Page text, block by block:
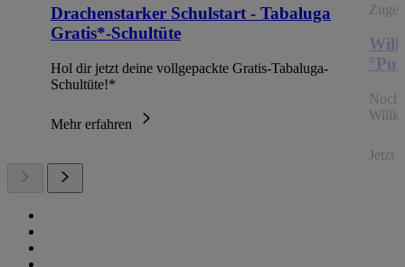
Drachenstarker Schulstart - Tabaluga
Gratis*-Schultüte
Hol dir jetzt deine vollgepackte Gratis-Tabaluga-
Schultüte!*
Mehr erfahren
Noch
Jetzt